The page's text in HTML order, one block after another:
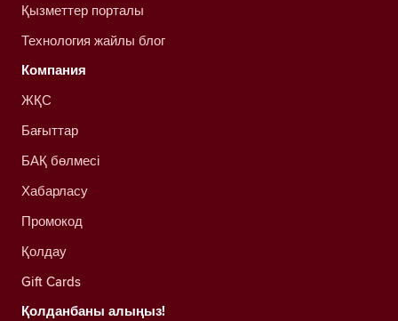
Қызметтер порталы
Технология жайлы блог
Компания
ЖҚС
Бағыттар
БАҚ бөлмесі
Хабарласу
Промокод
Қолдау
Gift Cards
Қолданбаны алыңыз!